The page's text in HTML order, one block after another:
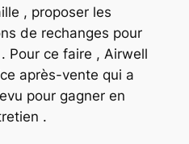
, proposer les
de rechanges pour
Pour ce faire , Airwell
après-vente qui a
pour gagner en
.